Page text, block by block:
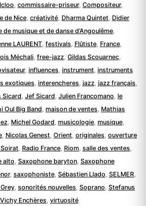
commissaire-priseur, Compositeur,
de Nice, créativité, Dharma Quintet Didier
de musique et de danse d’Angoulême,
LAURENT, festivals Flûtiste, France,
Méchali, free-jazz Gildas Scouarnec,
, influences instrument instruments
exotiques interencheres jazz jazz français
Sicard Jef Sicard Julien Francomano le
Oul Big Band maison de ventes Mathias
Michel Godard musicologie, musique,
, Nicolas Genest Orient originales ouverture
Radio France, Riom, salle des ventes
alto Saxophone baryton, Saxophone
, saxophoniste, Sébastien Llado SELMER,
, sonorités nouvelles Soprano Stefanus
Vichy Enchères virtuosité